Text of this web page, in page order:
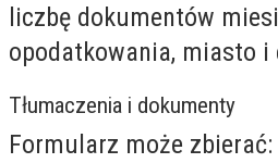
liczbę dokumentów
opodatkowania, miasto i
Tłumaczenia i dokumenty
Formularz może